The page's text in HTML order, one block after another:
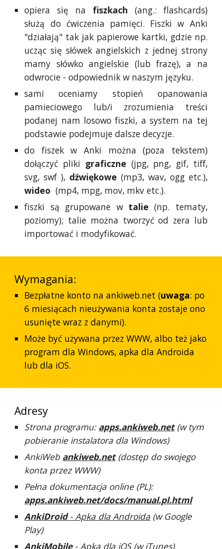
opiera się na fiszkach (ang.: flashcards)
służą do ćwiczenia pamięci. Fiszki w Anki
"działają" tak jak papierowe kartki, gdzie np.
ucząc się słówek angielskich z jednej strony
mamy słówko angielskie (lub frazę), a na
odwrocie - odpowiednik w naszym języku.
sami oceniamy stopień opanowania
pamieciowego lub/i zrozumienia treści
podanej nam losowo fiszki, a system na tej
podstawie podejmuje dalsze decyzje.
do fiszek w Anki można (poza tekstem)
dołączyć pliki graficzne (jpg, png, gif, tiff,
svg, swf ), dźwiękowe (mp3, wav, ogg etc.),
wideo(mp4, mpg, mov, mkv etc.).
fiszki są grupowane w talie(np. tematy,
poziomy); talie można tworzyć od zera lub
importować i modyfikować.
Wymagania:
Bezpłatne konto na ankiweb.net (uwaga: po
6 miesiącach nieużywania konta zostaje ono
usunięte wraz z danymi).
Może być używana przez WWW, albo też jako
program dla Windows, apka dla Androida
lub dla iOS.
Adresy
Strona programu: apps.ankiweb.net (w tym
pobieranie instalatora dla Windows)
AnkiWeb ankiweb.net (dostęp do swojego
konta przez WWW)
Pełna dokumentacja online (PL):
apps.ankiweb.net/docs/manual.pl.html
AnkiDroid- Apka dla Androida (w Google
Play)
AnkiMobile- Apka dla iOS(w iTunes)